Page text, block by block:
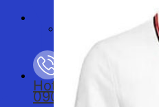
Hotline
0901893234